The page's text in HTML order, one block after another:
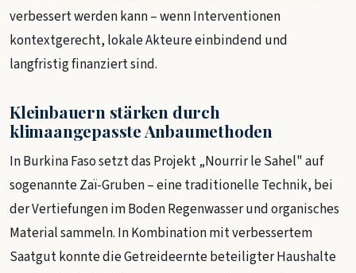
verbessert werden kann – wenn Interventionen
kontextgerecht, lokale Akteure einbindend und
langfristig finanziert sind.
Kleinbauern stärken durch
klimaangepasste Anbaumethoden
In Burkina Faso setzt das Projekt „Nourrir le Sahel" auf
sogenannte Zaï-Gruben – eine traditionelle Technik, bei
der Vertiefungen im Boden Regenwasser und organisches
Material sammeln. In Kombination mit verbessertem
Saatgut konnte die Getreideernte beteiligter Haushalte